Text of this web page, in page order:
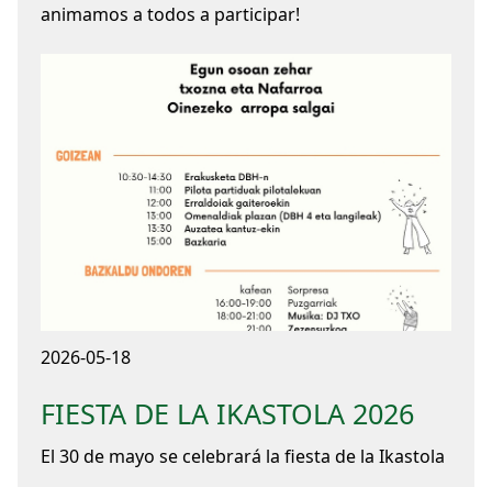
animamos a todos a participar!
2026-05-18
FIESTA DE LA IKASTOLA 2026
El 30 de mayo se celebrará la fiesta de la Ikastola